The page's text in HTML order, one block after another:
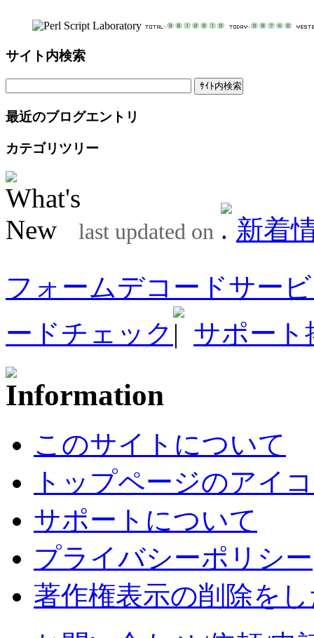
サイト内検索
最近のブログエントリ
カテゴリツリー
last updated on
新着
フォームデコードサー
ードチェック
サポート
このサイトについて
トップページのアイ
サポートについて
プライバシーポリシー
著作権表示の削除を